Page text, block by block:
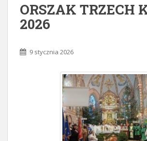
ORSZAK TRZECH
2026
9 stycznia 2026